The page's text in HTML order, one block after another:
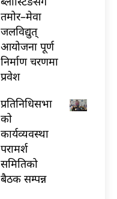
तमोर–मेवा
जलविद्युत्
आयोजना पूर्ण
निर्माण चरणमा
प्रवेश
प्रतिनिधिसभा
को
कार्यव्यवस्था
परामर्श
समितिको
बैठक सम्पन्न